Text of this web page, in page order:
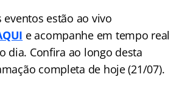
eventos estão ao vivo
e acompanhe em tempo real
dia. Confira ao longo desta
completa de hoje (21/07).